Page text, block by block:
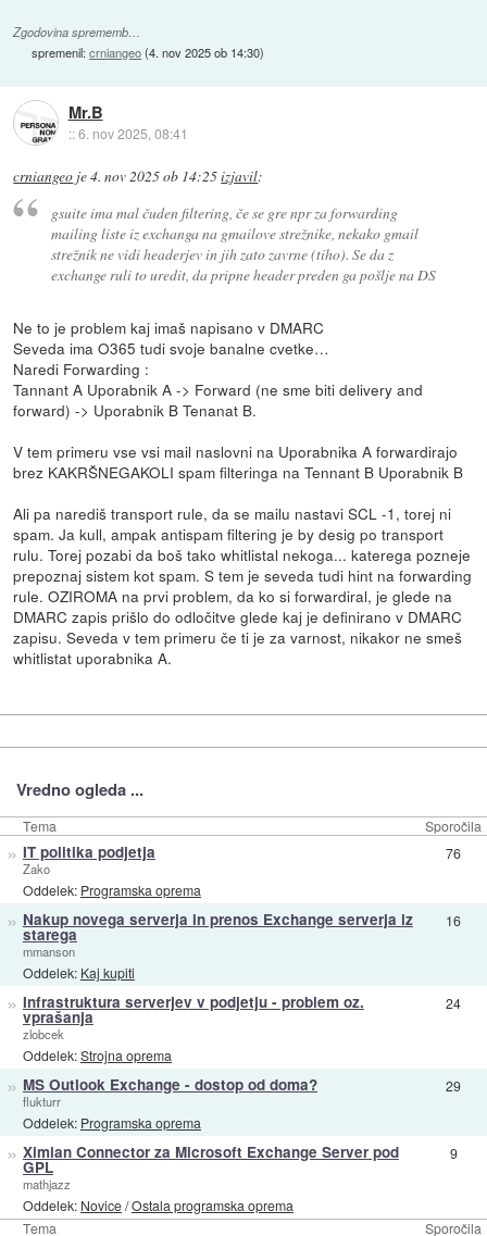
Zgodovina sprememb…
spremenil:crniangeo(4. nov 2025 ob 14:30)
Mr.B
::6. nov 2025, 08:41
crniangeo je4. nov 2025 ob 14:25izjavil:
gsuite ima mal čuden filtering, če se gre npr za forwarding
mailing liste iz exchanga na gmailove strežnike, nekako gmail
strežnik ne vidi headerjev in jih zato zavrne (tiho). Se da z
exchange ruli to uredit, da pripne header preden ga pošlje na DS
Ne to je problem kaj imaš napisano v DMARC
Seveda ima O365 tudi svoje banalne cvetke…
Naredi Forwarding :
Tannant A Uporabnik A -> Forward (ne sme biti delivery and
forward) -> Uporabnik B Tenanat B.
V tem primeru vse vsi mail naslovni na Uporabnika A forwardirajo
brez KAKRŠNEGAKOLI spam filteringa na Tennant B Uporabnik B
Ali pa narediš transport rule, da se mailu nastavi SCL -1, torej ni
spam. Ja kull, ampak antispam filtering je by desig po transport
rulu. Torej pozabi da boš tako whitlistal nekoga... katerega pozneje
prepoznaj sistem kot spam. S tem je seveda tudi hint na forwarding
rule. OZIROMA na prvi problem, da ko si forwardiral, je glede na
DMARC zapis prišlo do odločitve glede kaj je definirano v DMARC
zapisu. Seveda v tem primeru če ti je za varnost, nikakor ne smeš
whitlistat uporabnika A.
Vredno ogleda ...
Tema Sporočila
Tema Sporočila
» IT politika podjetja
Zako
Oddelek: Programska oprema
76
» Nakup novega serverja in prenos Exchange serverja iz
starega
mmanson
Oddelek: Kaj kupiti
16
» Infrastruktura serverjev v podjetju - problem oz.
vprašanja
zlobcek
Oddelek:Strojna oprema
24
» MS Outlook Exchange - dostop od doma?
flukturr
Oddelek: Programska oprema
29
» Ximian Connector za Microsoft Exchange Server pod
GPL
mathjazz
Oddelek: Novice/Ostala programska oprema
9